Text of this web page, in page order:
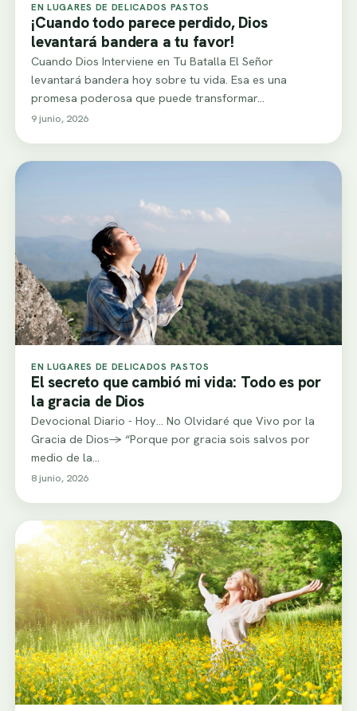
EN LUGARES DE DELICADOS PASTOS
¡Cuando todo parece perdido, Dios
levantará bandera a tu favor!
Cuando Dios Interviene en Tu Batalla El Señor
levantará bandera hoy sobre tu vida. Esa es una
promesa poderosa que puede transformar…
9 junio, 2026
EN LUGARES DE DELICADOS PASTOS
El secreto que cambió mi vida: Todo es por
la gracia de Dios
Devocional Diario - Hoy... No Olvidaré que Vivo por la
Gracia de Dios-> “Porque por gracia sois salvos por
medio de la…
8 junio, 2026